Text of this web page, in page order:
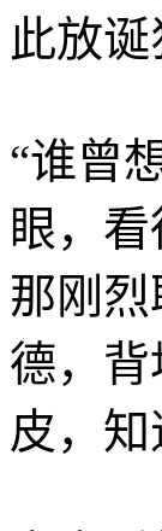
此放
“谁曾
眼，
那刚
德，
皮，